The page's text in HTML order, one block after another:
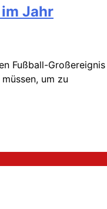
Jahr
Fußball-Großereignis
um zu